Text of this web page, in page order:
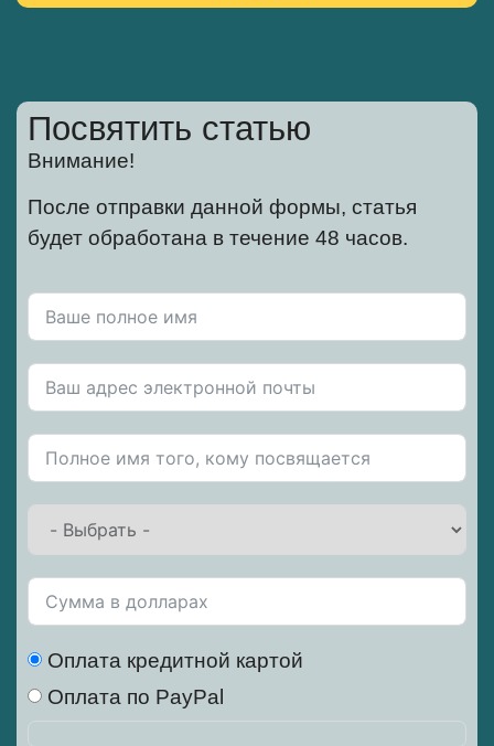
Посвятить статью
Внимание!
После отправки данной формы, статья
будет обработана в течение 48 часов.
Оплата кредитной картой
Оплата по PayPal